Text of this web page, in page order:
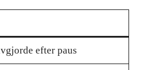
efter paus